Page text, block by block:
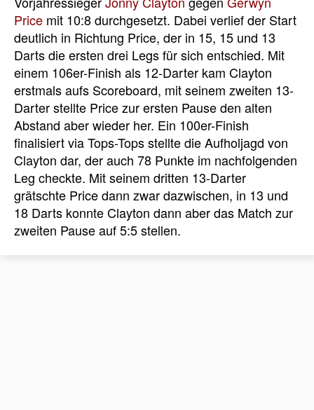
Price mit 10:8 durchgesetzt. Dabei verlief der Start
deutlich in Richtung Price, der in 15, 15 und 13
Darts die ersten drei Legs für sich entschied. Mit
einem 106er-Finish als 12-Darter kam Clayton
erstmals aufs Scoreboard, mit seinem zweiten 13-
Darter stellte Price zur ersten Pause den alten
Abstand aber wieder her. Ein 100er-Finish
finalisiert via Tops-Tops stellte die Aufholjagd von
Clayton dar, der auch 78 Punkte im nachfolgenden
Leg checkte. Mit seinem dritten 13-Darter
grätschte Price dann zwar dazwischen, in 13 und
18 Darts konnte Clayton dann aber das Match zur
zweiten Pause auf 5:5 stellen.